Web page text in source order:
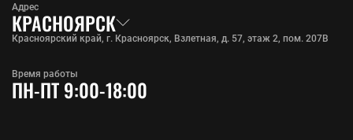
Адрес
КРАСНОЯРСК
Красноярский край, г. Красноярск, Взлетная, д. 57, этаж 2, пом. 207В
Время работы
ПН-ПТ 9:00-18:00